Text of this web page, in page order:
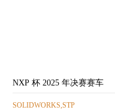
NXP 杯 2025 年决赛赛车
SOLIDWORKS,STP